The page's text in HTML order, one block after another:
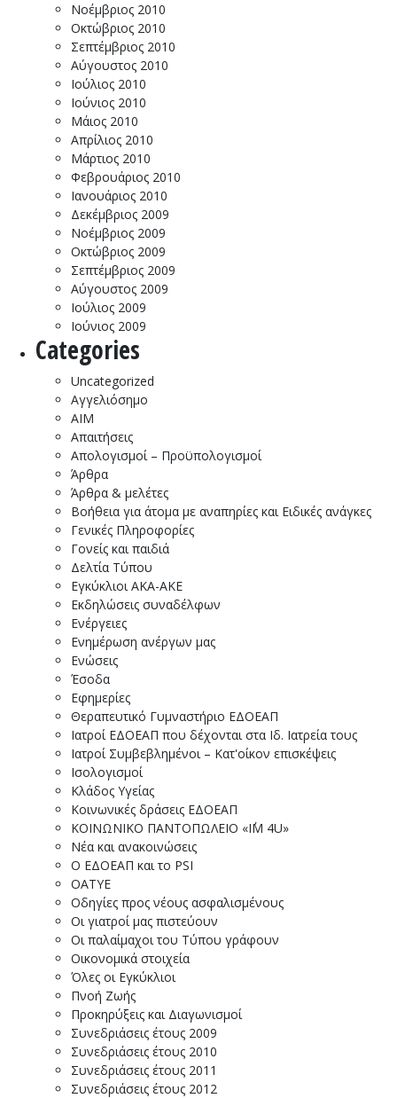
Νοέμβριος 2010
Οκτώβριος 2010
Σεπτέμβριος 2010
Αύγουστος 2010
Ιούλιος 2010
Ιούνιος 2010
Μάιος 2010
Απρίλιος 2010
Μάρτιος 2010
Φεβρουάριος 2010
Ιανουάριος 2010
Δεκέμβριος 2009
Νοέμβριος 2009
Οκτώβριος 2009
Σεπτέμβριος 2009
Αύγουστος 2009
Ιούλιος 2009
Ιούνιος 2009
Categories
Uncategorized
Αγγελιόσημο
ΑΙΜ
Απαιτήσεις
Απολογισμοί – Προϋπολογισμοί
Άρθρα
Άρθρα & μελέτες
Βοήθεια για άτομα με αναπηρίες και Ειδικές ανάγκες
Γενικές Πληροφορίες
Γονείς και παιδιά
Δελτία Τύπου
Εγκύκλιοι ΑΚΑ-ΑΚΕ
Εκδηλώσεις συναδέλφων
Ενέργειες
Ενημέρωση ανέργων μας
Ενώσεις
Έσοδα
Εφημερίες
Θεραπευτικό Γυμναστήριο ΕΔΟΕΑΠ
Ιατροί ΕΔΟΕΑΠ που δέχονται στα Ιδ. Ιατρεία τους
Ιατροί Συμβεβλημένοι – Κατ'οίκον επισκέψεις
Ισολογισμοί
Κλάδος Υγείας
Κοινωνικές δράσεις ΕΔΟΕΑΠ
ΚΟΙΝΩΝΙΚΟ ΠΑΝΤΟΠΩΛΕΙΟ «I΄M 4U»
Νέα και ανακοινώσεις
Ο ΕΔΟΕΑΠ και το PSI
ΟΑΤΥΕ
Οδηγίες προς νέους ασφαλισμένους
Οι γιατροί μας πιστεύουν
Οι παλαίμαχοι του Τύπου γράφουν
Οικονομικά στοιχεία
Όλες οι Εγκύκλιοι
Πνοή Ζωής
Προκηρύξεις και Διαγωνισμοί
Συνεδριάσεις έτους 2009
Συνεδριάσεις έτους 2010
Συνεδριάσεις έτους 2011
Συνεδριάσεις έτους 2012